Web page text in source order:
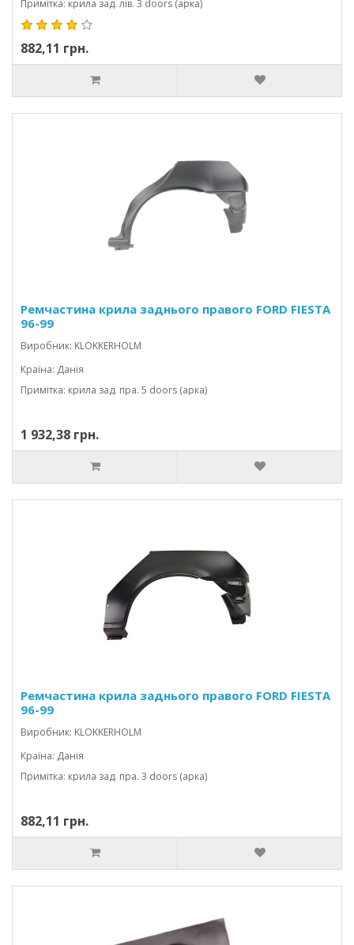
Примітка: крила зад. лів. 3 doors (арка)
882,11 грн.
Ремчастина крила заднього правого FORD FIESTA
96-99
Виробник: KLOKKERHOLM
Країна: Данія
Примітка: крила зад. пра. 5 doors (арка)
1 932,38 грн.
Ремчастина крила заднього правого FORD FIESTA
96-99
Виробник: KLOKKERHOLM
Країна: Данія
Примітка: крила зад. пра. 3 doors (арка)
882,11 грн.